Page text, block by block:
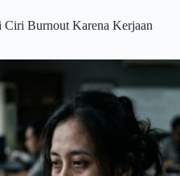
Burnout Karena Kerjaan